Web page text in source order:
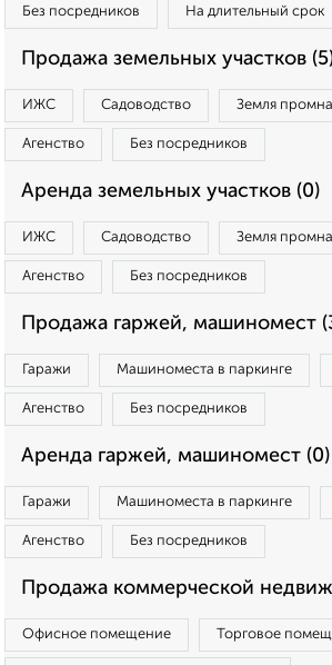
Без посредников На длительный срок
Продажа земельных участков
ИЖС Садоводство Земля
Агенство Без посредников
Аренда земельных участков (0)
ИЖС Садоводство Земля
Агенство Без посредников
Продажа гаржей, машиномест
Гаражи Машиноместа в паркинге
Агенство Без посредников
Аренда гаржей, машиномест (0)
Гаражи Машиноместа в паркинге
Агенство Без посредников
Продажа коммерческой
Офисное помещение Торговое